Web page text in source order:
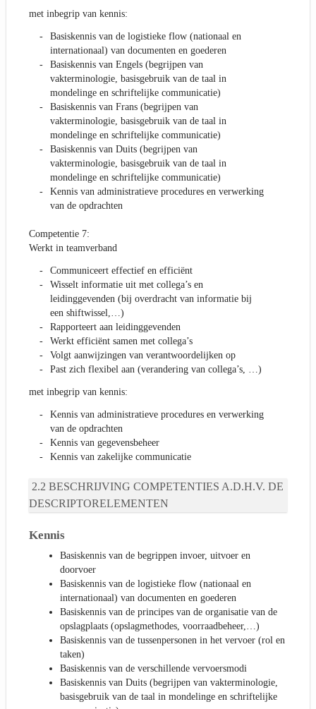
met inbegrip van kennis:
Basiskennis van de logistieke flow (nationaal en
internationaal) van documenten en goederen
Basiskennis van Engels (begrijpen van
vakterminologie, basisgebruik van de taal in
mondelinge en schriftelijke communicatie)
Basiskennis van Frans (begrijpen van
vakterminologie, basisgebruik van de taal in
mondelinge en schriftelijke communicatie)
Basiskennis van Duits (begrijpen van
vakterminologie, basisgebruik van de taal in
mondelinge en schriftelijke communicatie)
Kennis van administratieve procedures en verwerking
van de opdrachten
Competentie 7:
Werkt in teamverband
Communiceert effectief en efficiënt
Wisselt informatie uit met collega’s en
leidinggevenden (bij overdracht van informatie bij
een shiftwissel,…)
Rapporteert aan leidinggevenden
Werkt efficiënt samen met collega’s
Volgt aanwijzingen van verantwoordelijken op
Past zich flexibel aan (verandering van collega’s, …)
met inbegrip van kennis:
Kennis van administratieve procedures en verwerking
van de opdrachten
Kennis van gegevensbeheer
Kennis van zakelijke communicatie
BESCHRIJVING COMPETENTIES A.D.H.V. DE
DESCRIPTORELEMENTEN
Kennis
Basiskennis van de begrippen invoer, uitvoer en
doorvoer
Basiskennis van de logistieke flow (nationaal en
internationaal) van documenten en goederen
Basiskennis van de principes van de organisatie van de
opslagplaats (opslagmethodes, voorraadbeheer,…)
Basiskennis van de tussenpersonen in het vervoer (rol en
taken)
Basiskennis van de verschillende vervoersmodi
Basiskennis van Duits (begrijpen van vakterminologie,
basisgebruik van de taal in mondelinge en schriftelijke